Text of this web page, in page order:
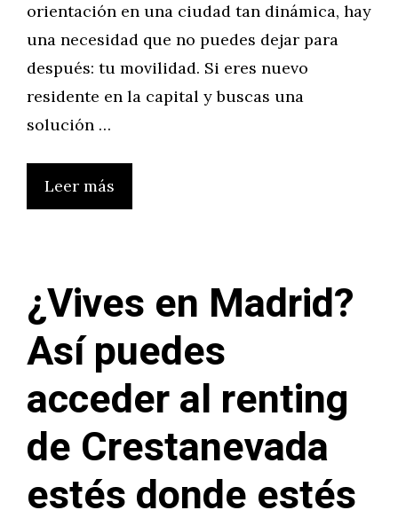
orientación en una ciudad tan dinámica, hay
una necesidad que no puedes dejar para
después: tu movilidad. Si eres nuevo
residente en la capital y buscas una
solución …
Leer más
¿Vives en Madrid?
Así puedes
acceder al renting
de Crestanevada
estés donde estés